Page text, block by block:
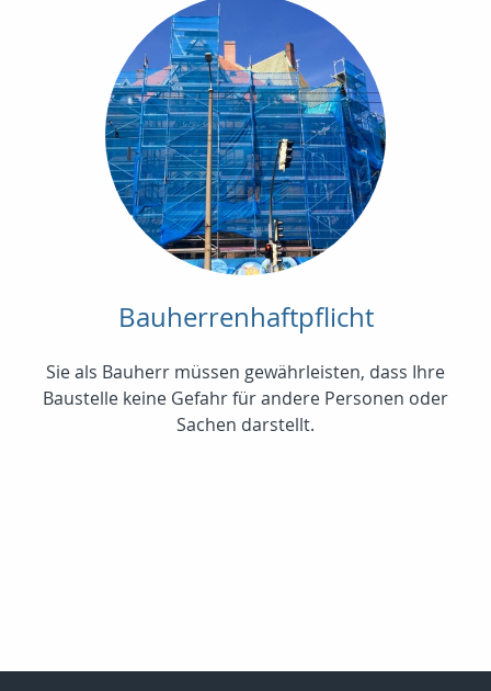
Bauherrenhaftpflicht
Sie als Bauherr müssen gewährleisten, dass Ihre
Baustelle keine Gefahr für andere Personen oder
Sachen darstellt.